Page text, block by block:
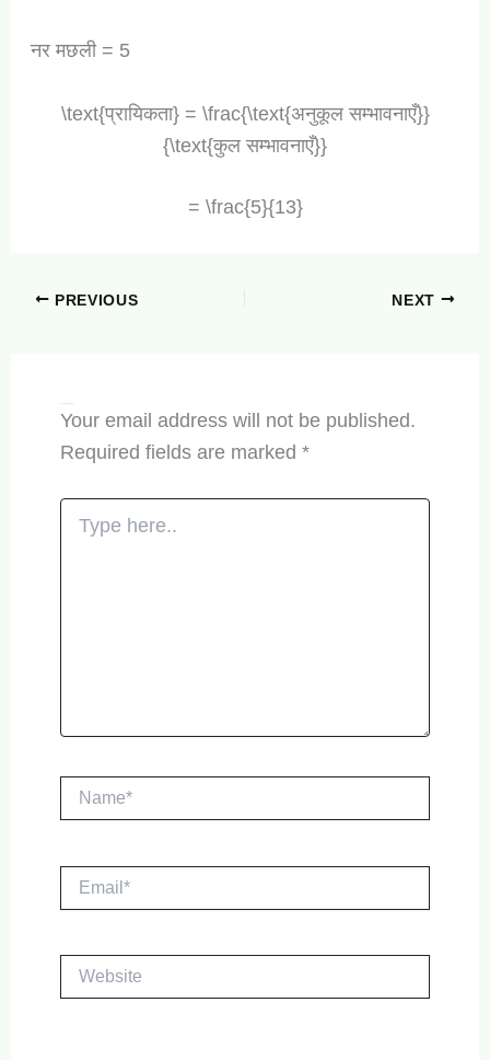
नर मछली = 5
\text{प्रायिकता} = \frac{\text{अनुकूल सम्भावनाएँ}}
{\text{कुल सम्भावनाएँ}}
= \frac{5}{13}
PREVIOUS NEXT
Your email address will not be published.
Required fields are marked *
Type
here..
Name*
Website